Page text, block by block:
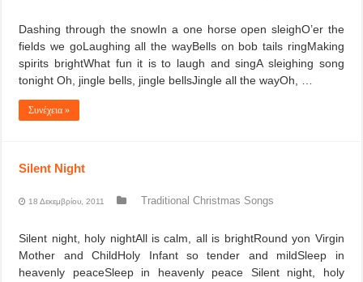
Dashing through the snowIn a one horse open sleighO’er the
fields we goLaughing all the wayBells on bob tails ringMaking
spirits brightWhat fun it is to laugh and singA sleighing song
tonight Oh, jingle bells, jingle bellsJingle all the wayOh, …
Συνέχεια »
Silent Night
18 Δεκεμβρίου, 2011 Traditional Christmas Songs
Silent night, holy nightAll is calm, all is brightRound yon Virgin
Mother and ChildHoly Infant so tender and mildSleep in
heavenly peaceSleep in heavenly peace Silent night, holy